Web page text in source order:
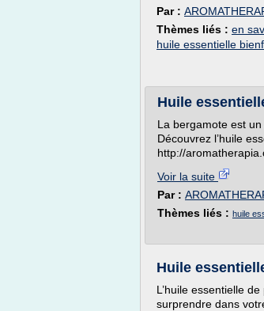
Par :
Thèmes liés : en
huile essentielle
Huile
La bergamote est
Découvrez l’huile
http://
Voir la suite
Par :
Thèmes liés : huile
Huile
L’huile essentielle
surprendre dans